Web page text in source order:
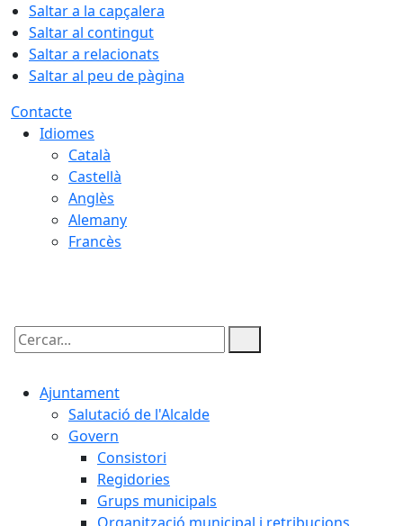
Saltar a la capçalera
Saltar al contingut
Saltar a relacionats
Saltar al peu de pàgina
Contacte
Idiomes
Català
Castellà
Anglès
Alemany
Francès
Cercar:
Ajuntament
Salutació de l'Alcalde
Govern
Consistori
Regidories
Grups municipals